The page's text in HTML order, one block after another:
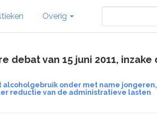
Overig
van 15 juni 2011, inzake
onder met name
reductie van de administratieve lasten